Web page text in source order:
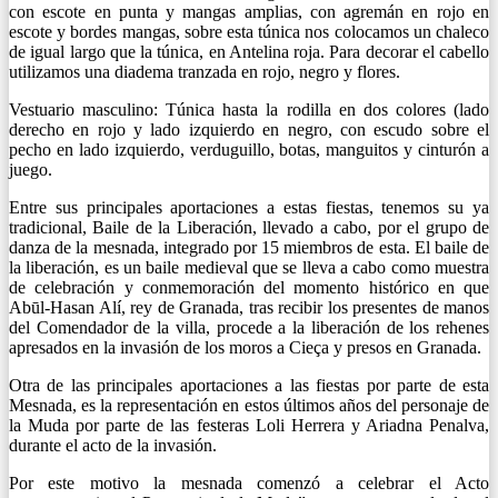
con escote en punta y mangas amplias, con agremán en rojo en
escote y bordes mangas, sobre esta túnica nos colocamos un chaleco
de igual largo que la túnica, en Antelina roja. Para decorar el cabello
utilizamos una diadema tranzada en rojo, negro y flores.
Vestuario masculino: Túnica hasta la rodilla en dos colores (lado
derecho en rojo y lado izquierdo en negro, con escudo sobre el
pecho en lado izquierdo, verduguillo, botas, manguitos y cinturón a
juego.
Entre sus principales aportaciones a estas fiestas, tenemos su ya
tradicional, Baile de la Liberación, llevado a cabo, por el grupo de
danza de la mesnada, integrado por 15 miembros de esta. El baile de
la liberación, es un baile medieval que se lleva a cabo como muestra
de celebración y conmemoración del momento histórico en que
Abūl-Hasan Alí, rey de Granada, tras recibir los presentes de manos
del Comendador de la villa, procede a la liberación de los rehenes
apresados en la invasión de los moros a Cieça y presos en Granada.
Otra de las principales aportaciones a las fiestas por parte de esta
Mesnada, es la representación en estos últimos años del personaje de
la Muda por parte de las festeras Loli Herrera y Ariadna Penalva,
durante el acto de la invasión.
Por este motivo la mesnada comenzó a celebrar el Acto